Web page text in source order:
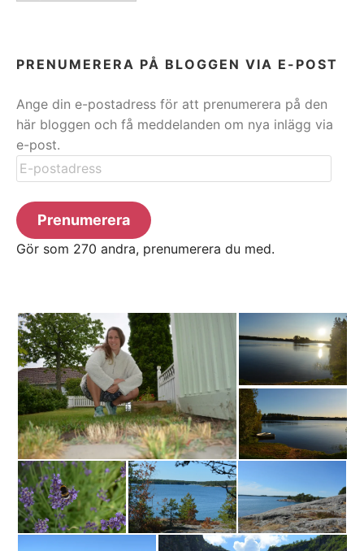
PRENUMERERA PÅ BLOGGEN VIA E-POST
Ange din e-postadress för att prenumerera på den
här bloggen och få meddelanden om nya inlägg via
e-post.
E-
postadress
Prenumerera
Gör som 270 andra, prenumerera du med.